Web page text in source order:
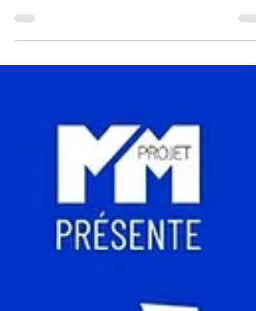
conquis. Succès total pour MMProjet !